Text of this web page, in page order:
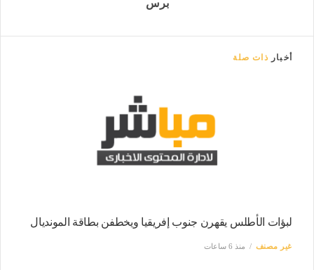
برس
أخبار ذات صلة
لبؤات الأطلس يقهرن جنوب إفريقيا ويخطفن بطاقة المونديال
غير مصنف منذ 6 ساعات